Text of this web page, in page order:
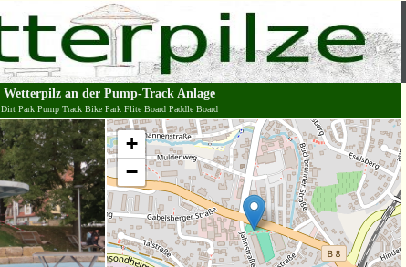
Wetterpilz an der Pump-Track Anlage
Dirt Park Pump Track Bike Park Flite Board Paddle Board
+
−